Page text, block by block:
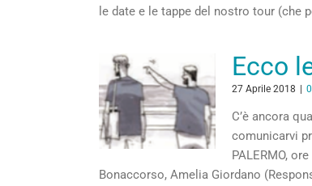
le date e le tappe del nostro tour (che
Ecco
27 Aprile 2018
C’è ancora
comunicarvi
PALERMO,
Bonaccorso, Amelia Giordano